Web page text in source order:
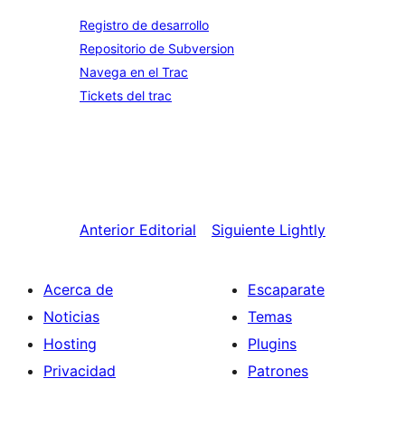
Registro de desarrollo
Repositorio de Subversion
Navega en el Trac
Tickets del trac
Anterior Editorial Siguiente Lightly
Acerca de
Noticias
Hosting
Privacidad
Escaparate
Temas
Plugins
Patrones